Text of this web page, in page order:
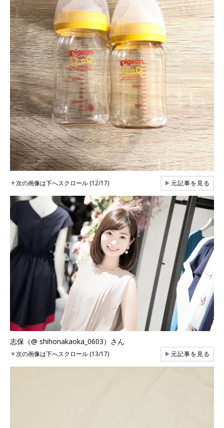
▼次の画像は下へスクロール (12/17) ▶元記事を見る
志保（@ shihonakaoka_0603）さん
▼次の画像は下へスクロール (13/17) ▶元記事を見る